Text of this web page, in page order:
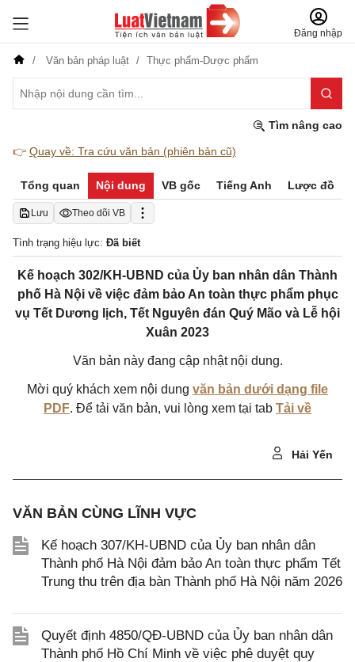
Đăng nhập
Văn bản pháp luật Thực phẩm-Dược phẩm
Tìm nâng cao
👉 Quay về: Tra cứu văn bản (phiên bản cũ)
Tổng quan Nội dung VB gốc Tiếng Anh Lược đồ
Lưu Theo dõi VB
Tình trạng hiệu lực: Đã biết
Kế hoạch 302/KH-UBND của Ủy ban nhân dân Thành
phố Hà Nội về việc đảm bảo An toàn thực phẩm phục
vụ Tết Dương lịch, Tết Nguyên đán Quý Mão và Lễ hội
Xuân 2023
Văn bản này đang cập nhật nội dung.
Mời quý khách xem nội dung văn bản dưới dạng file
PDF. Để tải văn bản, vui lòng xem tại tab Tải về
Hải Yến
VĂN BẢN CÙNG LĨNH VỰC
Kế hoạch 307/KH-UBND của Ủy ban nhân dân
Thành phố Hà Nội đảm bảo An toàn thực phẩm Tết
Trung thu trên địa bàn Thành phố Hà Nội năm 2026
Quyết định 4850/QĐ-UBND của Ủy ban nhân dân
Thành phố Hồ Chí Minh về việc phê duyệt quy